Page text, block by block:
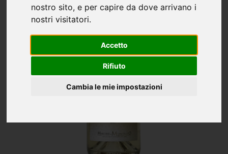
nostro sito, e per capire da dove arrivano i
nostri visitatori.
Accetto
Rifiuto
Cambia le mie impostazioni